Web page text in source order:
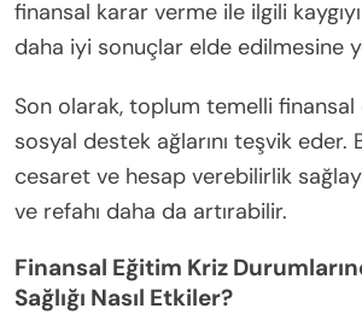
finansal karar verme ile ilgili
daha iyi sonuçlar elde edilmesine
Son olarak, toplum temelli
sosyal destek ağlarını teşvik eder.
cesaret ve hesap verebilirlik
ve refahı daha da artırabilir.
Finansal Eğitim Kriz
Sağlığı Nasıl Etkiler?